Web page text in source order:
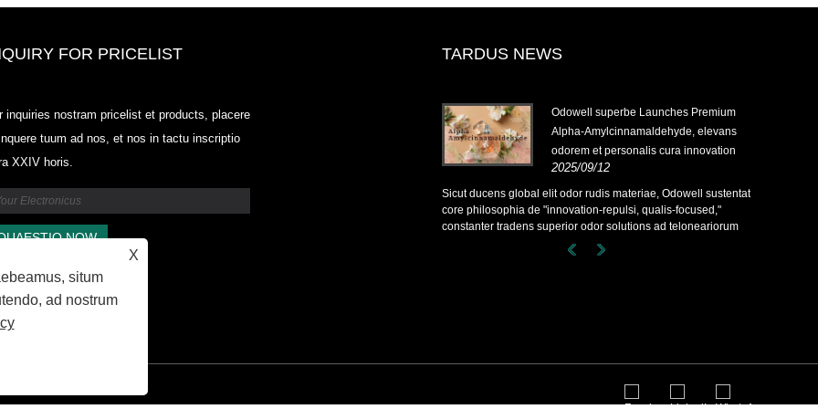
FOR PRICELIST
inquiries nostram pricelist et products, placere
tuum ad nos, et nos in tactu inscriptio
XXIV horis.
TARDUS NEWS
Odowell, foro Price List-2025.6.14-
2025.07.25
Odowell superbe Launches Premium
Alpha-Amylcinnamaldehyde, elevans
odorem et personalis cura innovation
2025/09/12
Sicut ducens global elit odor rudis materiae, Odowell sustentat
core philosophia de "innovation-repulsi, qualis-focused,"
constanter tradens superior odor solutions ad teloneariorum
X
situm
ad nostrum